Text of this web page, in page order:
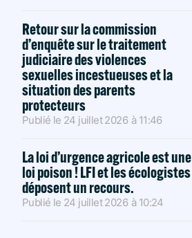
Retour sur la commission
d’enquête sur le traitement
judiciaire des violences
sexuelles incestueuses et la
situation des parents
protecteurs
Publié le 24 juillet 2026 à 11:46
La loi d’urgence agricole est une
loi poison ! LFI et les écologistes
déposent un recours.
Publié le 24 juillet 2026 à 10:24